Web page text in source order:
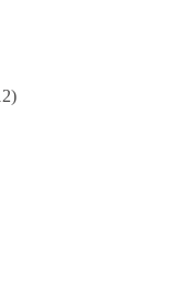
[...]
auf-das-
eine Debatte
und
künftig